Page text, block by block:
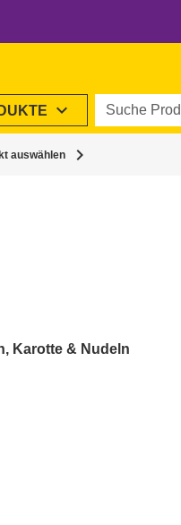
expand_more Suche
auswählen chevron_right
Karotte & Nudeln